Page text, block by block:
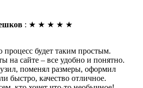
: ★ ★ ★ ★ ★
процесс будет таким простым.
на сайте – все удобно и понятно.
поменял размеры, оформил
быстро, качество отличное.